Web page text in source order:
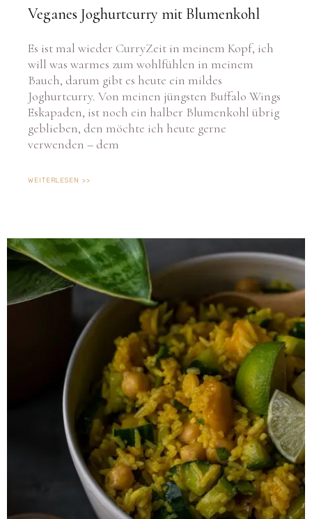
Veganes Joghurtcurry mit Blumenkohl
Es ist mal wieder CurryZeit in meinem Kopf, ich
will was warmes zum wohlfühlen in meinem
Bauch, darum gibt es heute ein mildes
Joghurtcurry. Von meinen jüngsten Buffalo Wings
Eskapaden, ist noch ein halber Blumenkohl übrig
geblieben, den möchte ich heute gerne
verwenden – dem
WEITERLESEN >>